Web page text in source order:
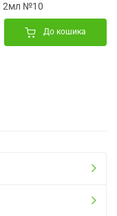
2мл №10
До кошика